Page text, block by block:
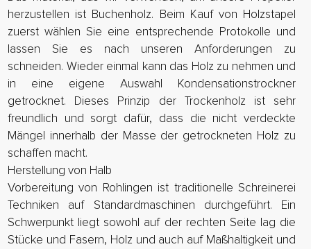
herzustellen ist Buchenholz. Beim Kauf von Holzstapel
zuerst wählen Sie eine entsprechende Protokolle und
lassen Sie es nach unseren Anforderungen zu
schneiden. Wieder einmal kann das Holz zu nehmen und
in eine eigene Auswahl Kondensationstrockner
getrocknet. Dieses Prinzip der Trockenholz ist sehr
freundlich und sorgt dafür, dass die nicht verdeckte
Mängel innerhalb der Masse der getrockneten Holz zu
schaffen macht.
Herstellung von Halb
Vorbereitung von Rohlingen ist traditionelle Schreinerei
Techniken auf Standardmaschinen durchgeführt. Ein
Schwerpunkt liegt sowohl auf der rechten Seite lag die
Stücke und Fasern, Holz und auch auf Maßhaltigkeit und